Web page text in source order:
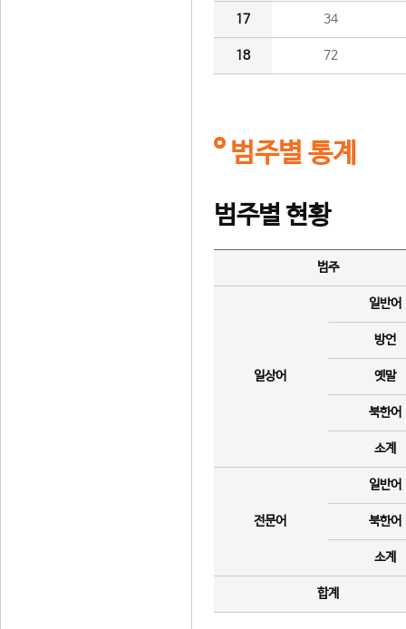
17 34
18 72
범주별 통계
범주별 현황
범주
일상어
일반어
방언
옛말
북한어
소계
전문어
일반어
북한어
소계
합계